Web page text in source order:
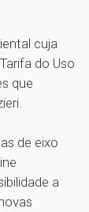
cuja
do Uso
que
de eixo
a